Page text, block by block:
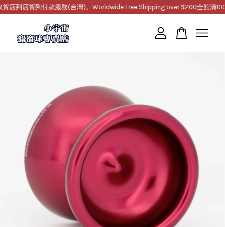
店到店貨到付款服務(台灣)。Worldwide Free Shipping over $200全館滿